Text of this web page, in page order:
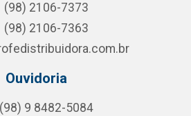
(98) 2106-7373
(98) 2106-7363
Ouvidoria
(98) 9 8482-5084